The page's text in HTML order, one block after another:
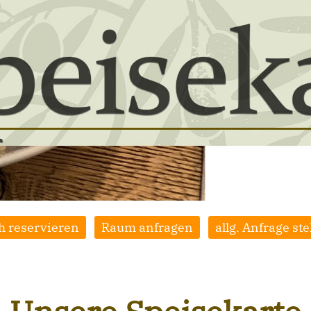
reservieren Raum anfragen allg. Anfrage